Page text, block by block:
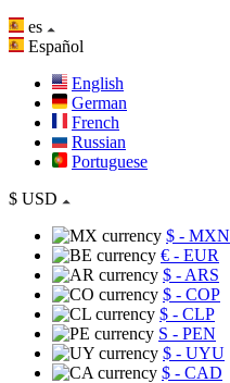
es
Español
English
German
French
Russian
Portuguese
$ USD
$ - MXN
€ - EUR
$ - ARS
$ - COP
$ - CLP
S - PEN
$ - UYU
$ - CAD